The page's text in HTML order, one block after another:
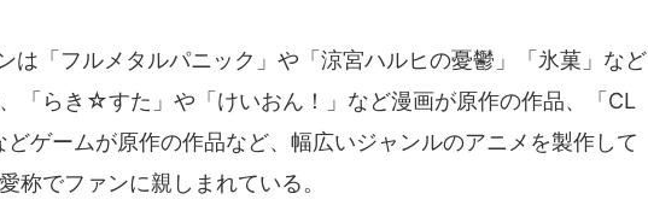
は「フルメタルパニック」や「涼宮ハルヒの憂鬱」「氷菓」など
「らき☆すた」や「けいおん！」など漫画が原作の作品、「CL
ゲームが原作の作品など、幅広いジャンルのアニメを製作して
称でファンに親しまれている。